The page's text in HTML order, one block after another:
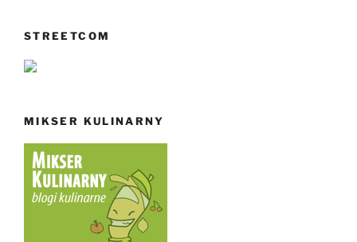
STREETCOM
MIKSER KULINARNY